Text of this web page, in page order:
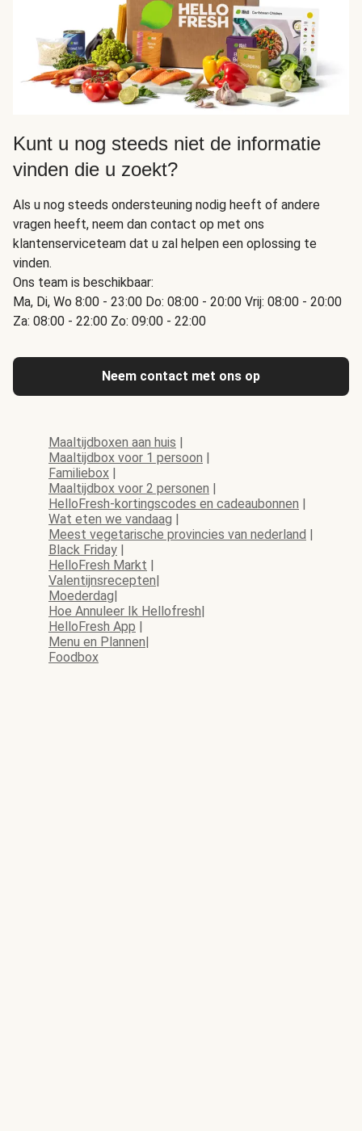
Kunt u nog steeds niet de informatie
vinden die u zoekt?
Als u nog steeds ondersteuning nodig heeft of andere
vragen heeft, neem dan contact op met ons
klantenserviceteam dat u zal helpen een oplossing te
vinden.
Ons team is beschikbaar:
Ma, Di, Wo 8:00 - 23:00 Do: 08:00 - 20:00 Vrij: 08:00 - 20:00
Za: 08:00 - 22:00 Zo: 09:00 - 22:00
Neem contact met ons op
Maaltijdboxen aan huis |
Maaltijdbox voor 1 persoon |
Familiebox |
Maaltijdbox voor 2 personen |
HelloFresh-kortingscodes en cadeaubonnen |
Wat eten we vandaag |
Meest vegetarische provincies van nederland |
Black Friday |
HelloFresh Markt |
Valentijnsrecepten|
Moederdag|
Hoe Annuleer Ik Hellofresh|
HelloFresh App |
Menu en Plannen|
Foodbox